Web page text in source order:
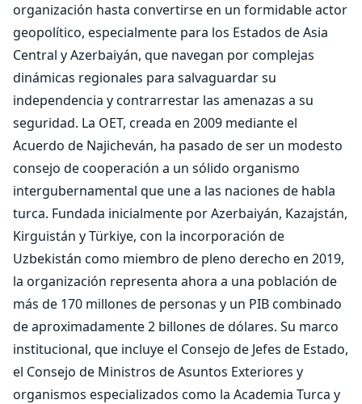
organización hasta convertirse en un formidable actor
geopolítico, especialmente para los Estados de Asia
Central y Azerbaiyán, que navegan por complejas
dinámicas regionales para salvaguardar su
independencia y contrarrestar las amenazas a su
seguridad. La OET, creada en 2009 mediante el
Acuerdo de Najicheván, ha pasado de ser un modesto
consejo de cooperación a un sólido organismo
intergubernamental que une a las naciones de habla
turca. Fundada inicialmente por Azerbaiyán, Kazajstán,
Kirguistán y Türkiye, con la incorporación de
Uzbekistán como miembro de pleno derecho en 2019,
la organización representa ahora a una población de
más de 170 millones de personas y un PIB combinado
de aproximadamente 2 billones de dólares. Su marco
institucional, que incluye el Consejo de Jefes de Estado,
el Consejo de Ministros de Asuntos Exteriores y
organismos especializados como la Academia Turca y